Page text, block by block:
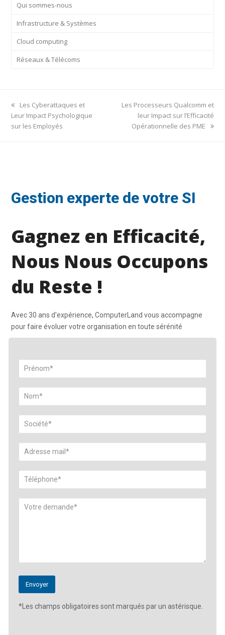
Qui sommes-nous
Infrastructure & Systèmes
Cloud computing
Réseaux & Télécoms
previous
post:
Les Cyberattaques et
Leur Impact Psychologique
sur les Employés
next
Les Processeurs Qualcomm et
leur Impact sur l’Efficacité
Opérationnelle des PME
Gestion experte de votre SI
Gagnez en Efficacité,
Nous Nous Occupons
du Reste !
Avec 30 ans d'expérience, ComputerLand vous accompagne
pour faire évoluer votre organisation en toute sérénité
*Les champs obligatoires sont marqués par un astérisque.